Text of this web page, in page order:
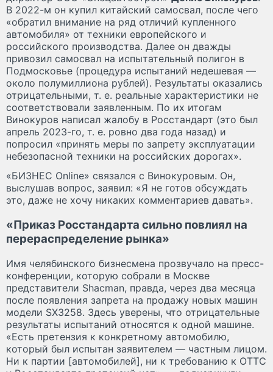
В 2022-м он купил китайский самосвал, после чего
«обратил внимание на ряд отличий купленного
автомобиля» от техники европейского и
российского производства. Далее он дважды
привозил самосвал на испытательный полигон в
Подмосковье (процедура испытаний недешевая —
около полумиллиона рублей). Результаты оказались
отрицательными, т. е. реальные характеристики не
соответствовали заявленным. По их итогам
Винокуров написал жалобу в Росстандарт (это был
апрель 2023-го, т. е. ровно два года назад) и
попросил «принять меры по запрету эксплуатации
небезопасной техники на российских дорогах».
«БИЗНЕС Online» связался с Винокуровым. Он,
выслушав вопрос, заявил: «Я не готов обсуждать
это, даже не хочу никаких комментариев давать».
«Приказ Росстандарта сильно повлиял на
перераспределение рынка»
Имя челябинского бизнесмена прозвучало на пресс-
конференции, которую собрали в Москве
представители Shacman, правда, через два месяца
после появления запрета на продажу новых машин
модели SX3258. Здесь уверены, что отрицательные
результаты испытаний относятся к одной машине.
«Есть претензия к конкретному автомобилю,
который был испытан заявителем — частным лицом.
Ни к партии [автомобилей], ни к требованию к ОТТС